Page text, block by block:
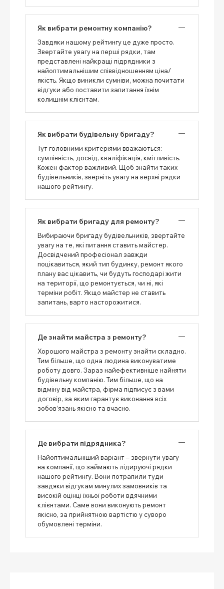
Як вибрати ремонтну компанію?
Завдяки нашому рейтингу це дуже просто.
Звертайте увагу на перші рядки, там
представлені найкращі підрядники з
найоптимальнішим співвідношенням ціна/
якість. Якщо виникли сумніви, можна почитати
відгуки або поставити запитання їхнім
колишнім клієнтам.
Як вибрати будівельну бригаду?
Тут головними критеріями вважаються:
сумлінність, досвід, кваліфікація, кмітливість.
Кожен фактор важливий. Щоб знайти таких
будівельників, зверніть увагу на верхні рядки
нашого рейтингу.
Як вибрати бригаду для ремонту?
Вибираючи бригаду будівельників, звертайте
увагу на те, які питання ставить майстер.
Досвідчений професіонал завжди
поцікавиться, який тип будинку, ремонт якого
плану вас цікавить, чи будуть господарі жити
на території, що ремонтується, чи ні, які
терміни робіт. Якщо майстер не ставить
запитань, варто насторожитися.
Де знайти майстра з ремонту?
Хорошого майстра з ремонту знайти складно.
Тим більше, що одна людина виконуватиме
роботу довго. Зараз найефективніше найняти
будівельну компанію. Тим більше, що на
відміну від майстра, фірма підписує з вами
договір, за яким гарантує виконання всіх
зобов’язань якісно та вчасно.
Де вибрати підрядника?
Найоптимальніший варіант – звернути увагу
на компанії, що займають лідируючі рядки
нашого рейтингу. Вони потрапили туди
завдяки відгукам минулих замовників та
високій оцінці їхньої роботи вдячними
клієнтами. Саме вони виконують ремонт
якісно, ​​за прийнятною вартістю у суворо
обумовлені терміни.